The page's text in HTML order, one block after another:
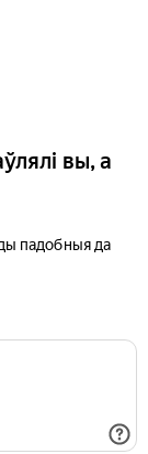
вы, а
падобныя да